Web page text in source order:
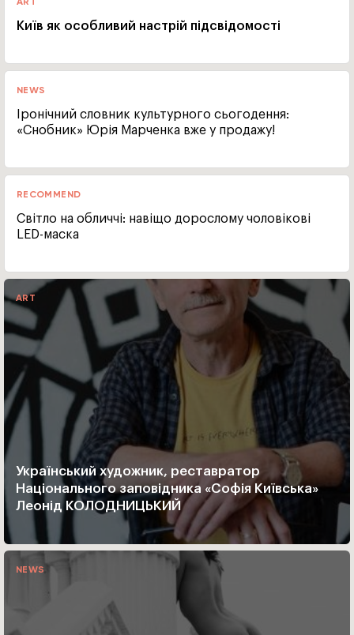
ART
Київ як особливий настрій підсвідомості
NEWS
Іронічний словник культурного сьогодення:
«Снобник» Юрія Марченка вже у продажу!
RECOMMEND
Світло на обличчі: навіщо дорослому чоловікові
LED-маска
ART
Український художник, реставратор
Національного заповідника «Софія Київська»
Леонід КОЛОДНИЦЬКИЙ
NEWS